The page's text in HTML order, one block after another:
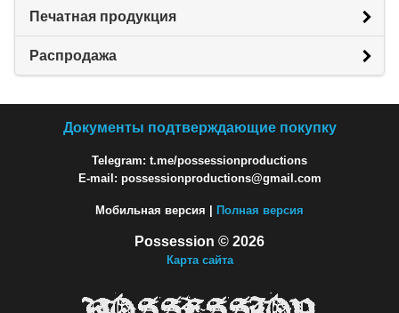
Печатная продукция
Распродажа
Документы подтверждающие покупку
Telegram: t.me/possessionproductions
E-mail: possessionproductions@gmail.com
Мобильная версия | Полная версия
Possession © 2026
Карта сайта